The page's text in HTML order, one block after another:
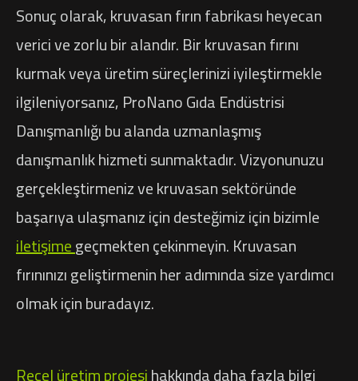
Sonuç olarak, kruvasan fırın fabrikası heyecan
verici ve zorlu bir alandır. Bir kruvasan fırını
kurmak veya üretim süreçlerinizi iyileştirmekle
ilgileniyorsanız, ProNano Gıda Endüstrisi
Danışmanlığı bu alanda uzmanlaşmış
danışmanlık hizmeti sunmaktadır. Vizyonunuzu
gerçekleştirmeniz ve kruvasan sektöründe
başarıya ulaşmanız için desteğimiz için bizimle
iletişimegeçmekten çekinmeyin. Kruvasan
fırınınızı geliştirmenin her adımında size yardımcı
olmak için buradayız.
Reçel üretim projesihakkında daha fazla bilgi